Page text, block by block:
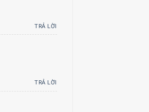
TRẢ LỜI
TRẢ LỜI